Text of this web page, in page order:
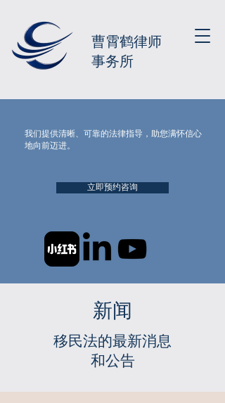
我们提供清晰、可靠的法律指导，助您满怀信心
地向前迈进。
立即预约咨询
曹霄鹤律师
事务所
新闻
移民法的最新消息
和公告